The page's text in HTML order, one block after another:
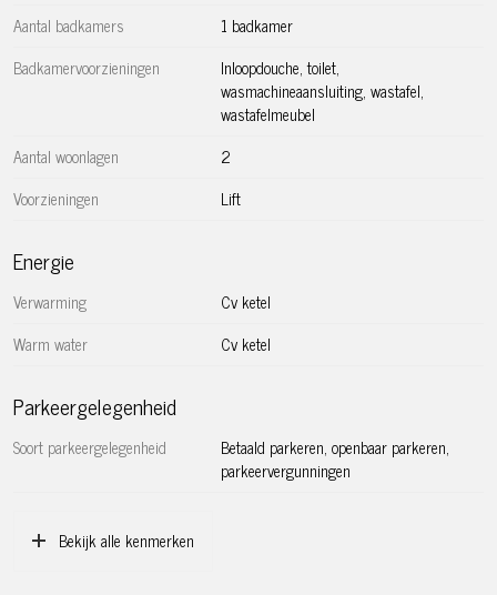
Woningdelen toegestaan voor maximaal twee personen.
Bouwjaar: 1690
Status: Rijksmonument
Beschikbaar: per direct
Huurprijs: € 2.800,- per maand
periode)
Servicekosten: geen, huurder dient zelf contracten voor
water/gas/elektriciteit af te sluiten
Aantal badkamers
1 badkamer
Badkamervoorzieningen
Inloopdouche, toilet,
wasmachineaansluiting, wastafel,
wastafelmeubel
Aantal woonlagen
2
Voorzieningen
Lift
Energie
Verwarming
Cv ketel
Warm water
Cv ketel
Parkeergelegenheid
Soort parkeergelegenheid
Betaald parkeren, openbaar parkeren,
parkeervergunningen
Bekijk alle kenmerken